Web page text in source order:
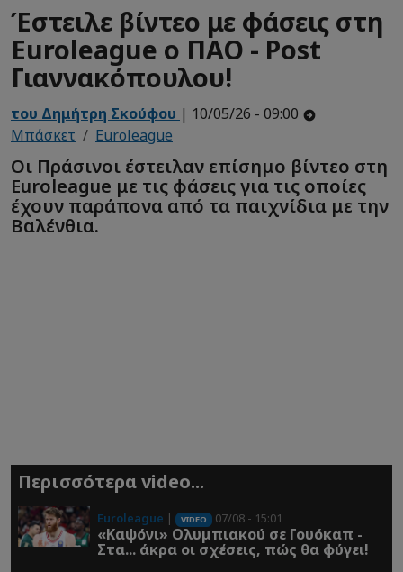
Έστειλε βίντεο με φάσεις στη
Euroleague ο ΠΑΟ - Post
Γιαννακόπουλου!
του Δημήτρη Σκούφου | 10/05/26 - 09:00
Μπάσκετ
Euroleague
Οι Πράσινοι έστειλαν επίσημο βίντεο στη
Euroleague με τις φάσεις για τις οποίες
έχουν παράπονα από τα παιχνίδια με την
Βαλένθια.
Περισσότερα video...
Euroleague | VIDEO 07/08 - 15:01
«Καψόνι» Ολυμπιακού σε Γουόκαπ -
Στα... άκρα οι σχέσεις, πώς θα φύγει!